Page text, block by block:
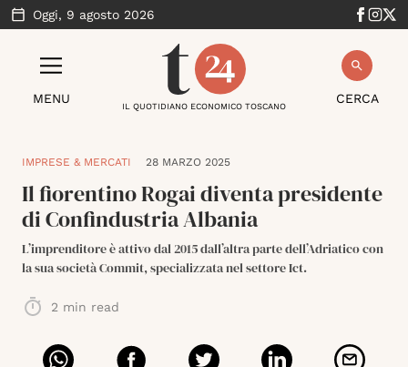
Oggi, 9 agosto 2026
MENU CERCA
IL QUOTIDIANO ECONOMICO TOSCANO
IMPRESE & MERCATI 28 MARZO 2025
Il fiorentino Rogai diventa presidente
di Confindustria Albania
L’imprenditore è attivo dal 2015 dall’altra parte dell’Adriatico con
la sua società Commit, specializzata nel settore Ict.
2 min read